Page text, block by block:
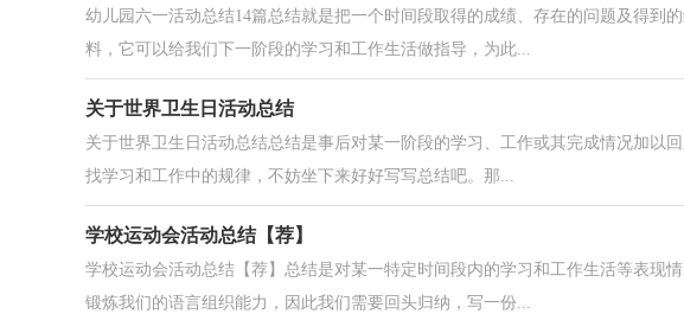
幼儿园六一活动总结14篇总结就是把一个时间段取得的成绩、存在的问题及得到
料，它可以给我们下一阶段的学习和工作生活做指导，为此...
关于世界卫生日活动总结
关于世界卫生日活动总结总结是事后对某一阶段的学习、工作或其完成情况加以
找学习和工作中的规律，不妨坐下来好好写写总结吧。那...
学校运动会活动总结【荐】
学校运动会活动总结【荐】总结是对某一特定时间段内的学习和工作生活等表现
锻炼我们的语言组织能力，因此我们需要回头归纳，写一份...